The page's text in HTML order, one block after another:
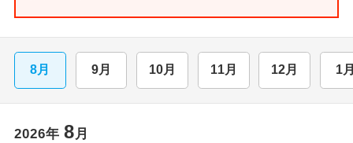
8月 9月 10月 11月 12月 1
2026年 8月